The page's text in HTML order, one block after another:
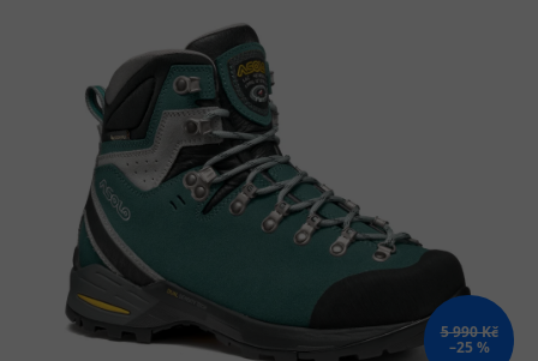
5 990 Kč
–25 %